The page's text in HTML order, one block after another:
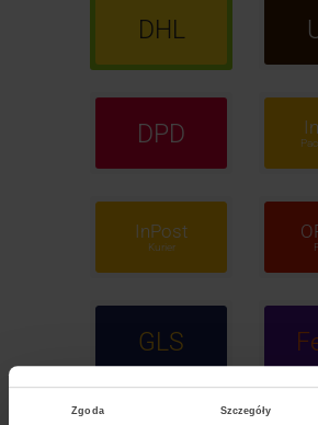
Zgoda Szczegóły
DHL
DPD
InPost
Kurier
GLS